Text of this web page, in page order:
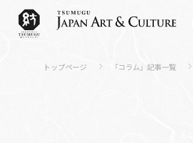
トップページ 「コラム」記事一覧